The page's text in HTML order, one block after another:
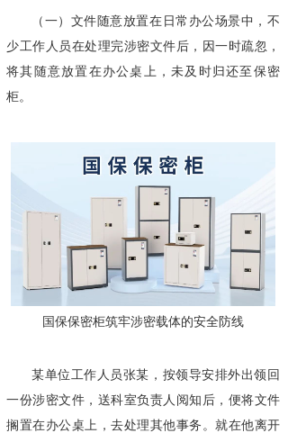
（一）文件随意放置在日常办公场景中，不
少工作人员在处理完涉密文件后，因一时疏忽，
将其随意放置在办公桌上，未及时归还至保密
柜。
国保保密柜筑牢涉密载体的安全防线
某单位工作人员张某，按领导安排外出领回
一份涉密文件，送科室负责人阅知后，便将文件
搁置在办公桌上，去处理其他事务。就在他离开